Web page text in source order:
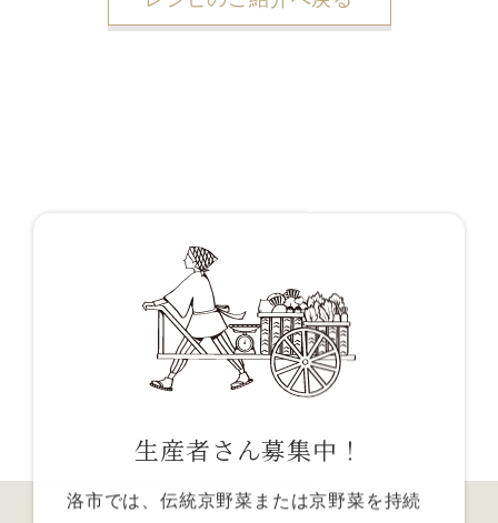
生産者さん募集中！
洛市では、伝統京野菜または京野菜を持続